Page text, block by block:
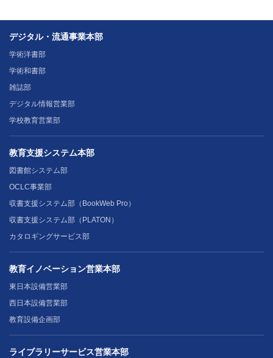
デジタル・流通事業本部
学術洋書部
学術和書部
雑誌部
デジタル情報営業部
学校教育営業部
教育支援システム本部
図書館システム部
OCLC事業部
収書支援システム部（BookWeb Pro）
収書支援システム部（PLATON）
カタロギングサービス部
教育イノベーション営業本部
東日本設備営業部
西日本設備営業部
教育設備企画部
ライブラリーサービス営業本部